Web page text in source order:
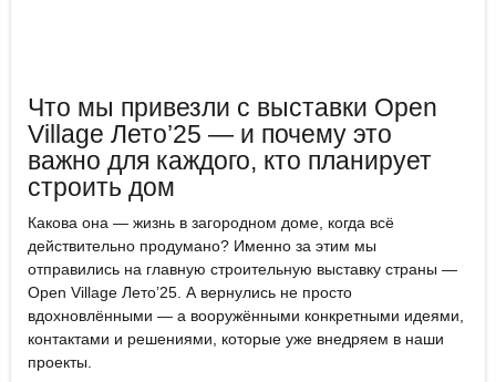
Что мы привезли с выставки Open
Village Лето’25 — и почему это
важно для каждого, кто планирует
строить дом
Какова она — жизнь в загородном доме, когда всё
действительно продумано? Именно за этим мы
отправились на главную строительную выставку страны —
Open Village Лето’25. А вернулись не просто
вдохновлёнными — а вооружёнными конкретными идеями,
контактами и решениями, которые уже внедряем в наши
проекты.